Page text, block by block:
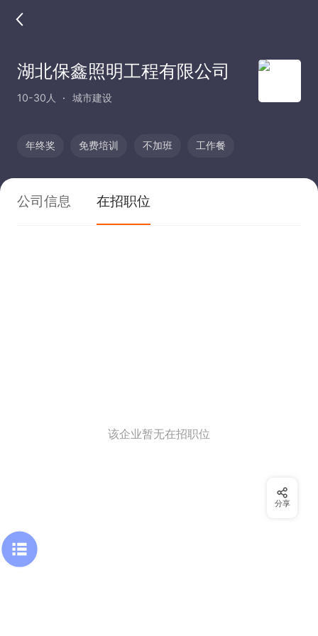
湖北保鑫照明工程有限公司
10-30人 城市建设
年终奖 免费培训 不加班 工作餐
公司信息 在招职位
该企业暂无在招职位
分享